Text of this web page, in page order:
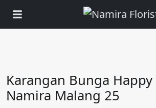
Karangan Bunga
Namira Malang 25